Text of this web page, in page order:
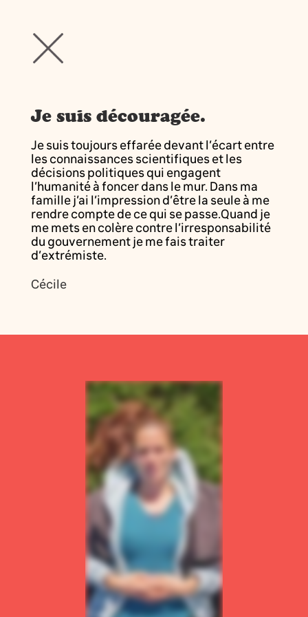
Je suis découragée.
Je suis toujours effarée devant l’écart entre
les connaissances scientifiques et les
décisions politiques qui engagent
l’humanité à foncer dans le mur. Dans ma
famille j’ai l’impression d’être la seule à me
rendre compte de ce qui se passe.Quand je
me mets en colère contre l’irresponsabilité
du gouvernement je me fais traiter
d’extrémiste.
Cécile